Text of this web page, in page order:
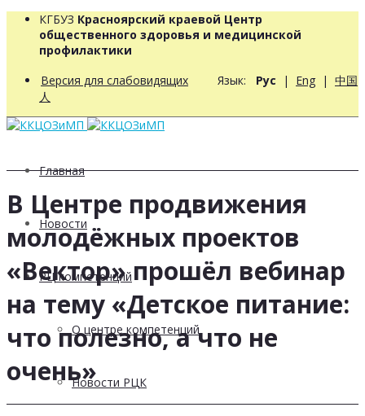
КГБУЗ Красноярский краевой Центр
общественного здоровья и медицинской
профилактики
Версия для слабовидящих Язык: Рус | Eng | 中国
人
Главная
Новости
РЦ компетенций
О центре компетенций
Новости РЦК
В Центре продвижения
молодёжных проектов
«Вектор» прошёл вебинар
на тему «Детское питание:
что полезно, а что не
очень»